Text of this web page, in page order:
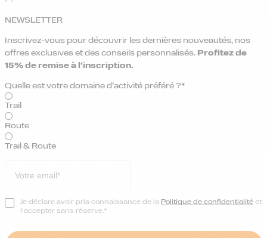
NEWSLETTER
Inscrivez-vous pour découvrir les dernières nouveautés, nos
offres exclusives et des conseils personnalisés. Profitez de
15% de remise à l’inscription.
Quelle est votre domaine d’activité préféré ?*
Trail
Route
Trail & Route
Je déclare avoir pris connaissance de la Politique de confidentialité et
l’accepter sans réserve.*